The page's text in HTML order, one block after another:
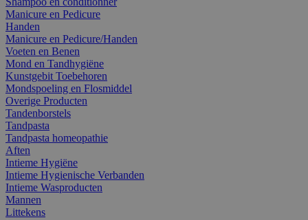
Manicure en Pedicure
Handen
Manicure en Pedicure/Handen
Voeten en Benen
Mond en Tandhygiëne
Kunstgebit Toebehoren
Mondspoeling en Flosmiddel
Overige Producten
Tandenborstels
Tandpasta
Tandpasta homeopathie
Aften
Intieme Hygiëne
Intieme Hygienische Verbanden
Intieme Wasproducten
Mannen
Littekens